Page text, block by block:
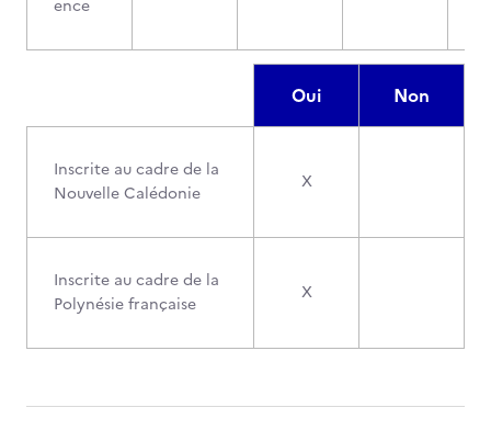
ence
Oui Non
Inscrite au cadre de la
Nouvelle Calédonie
X
Inscrite au cadre de la
Polynésie française
X